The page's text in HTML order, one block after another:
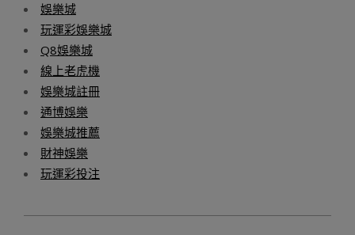
娛樂城
玩運彩娛樂城
Q8娛樂城
線上老虎機
娛樂城註冊
通博娛樂
娛樂城推薦
財神娛樂
玩運彩投注